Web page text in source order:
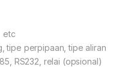
etc
tipe perpipaan, tipe aliran
RS232, relai (opsional)